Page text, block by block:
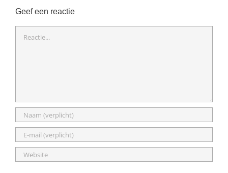
Geef een reactie